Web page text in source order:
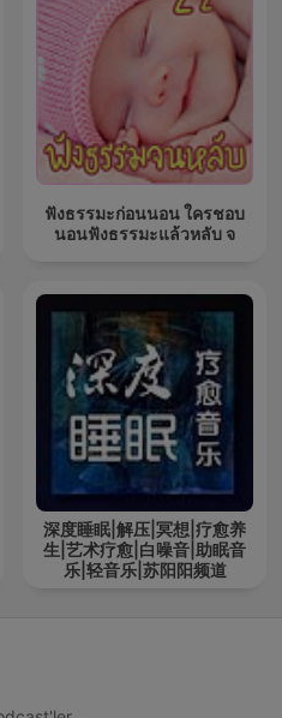
ฟังธรรมะก่อนนอน ใครชอบ
นอนฟังธรรมะแล้วหลับ จ
深度睡眠|解压|冥想|疗愈养
生|艺术疗愈|白噪音|助眠音
乐|轻音乐|苏阳阳频道